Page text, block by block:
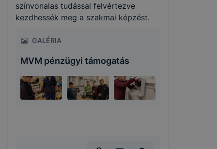
színvonalas tudással felvértezve
kezdhessék meg a szakmai képzést.
GALÉRIA
MVM pénzügyi támogatás